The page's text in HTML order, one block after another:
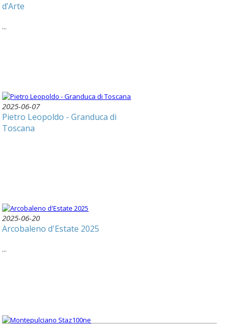
d’Arte
...
2025-06-07
Pietro Leopoldo - Granduca di
Toscana
2025-06-20
Arcobaleno d'Estate 2025
...